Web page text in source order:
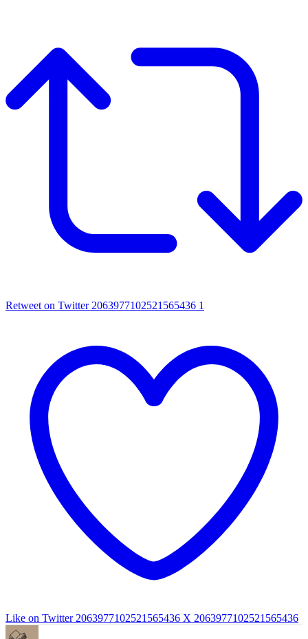
Retweet on Twitter 2063977102521565436 1
Like on Twitter 2063977102521565436 X 2063977102521565436